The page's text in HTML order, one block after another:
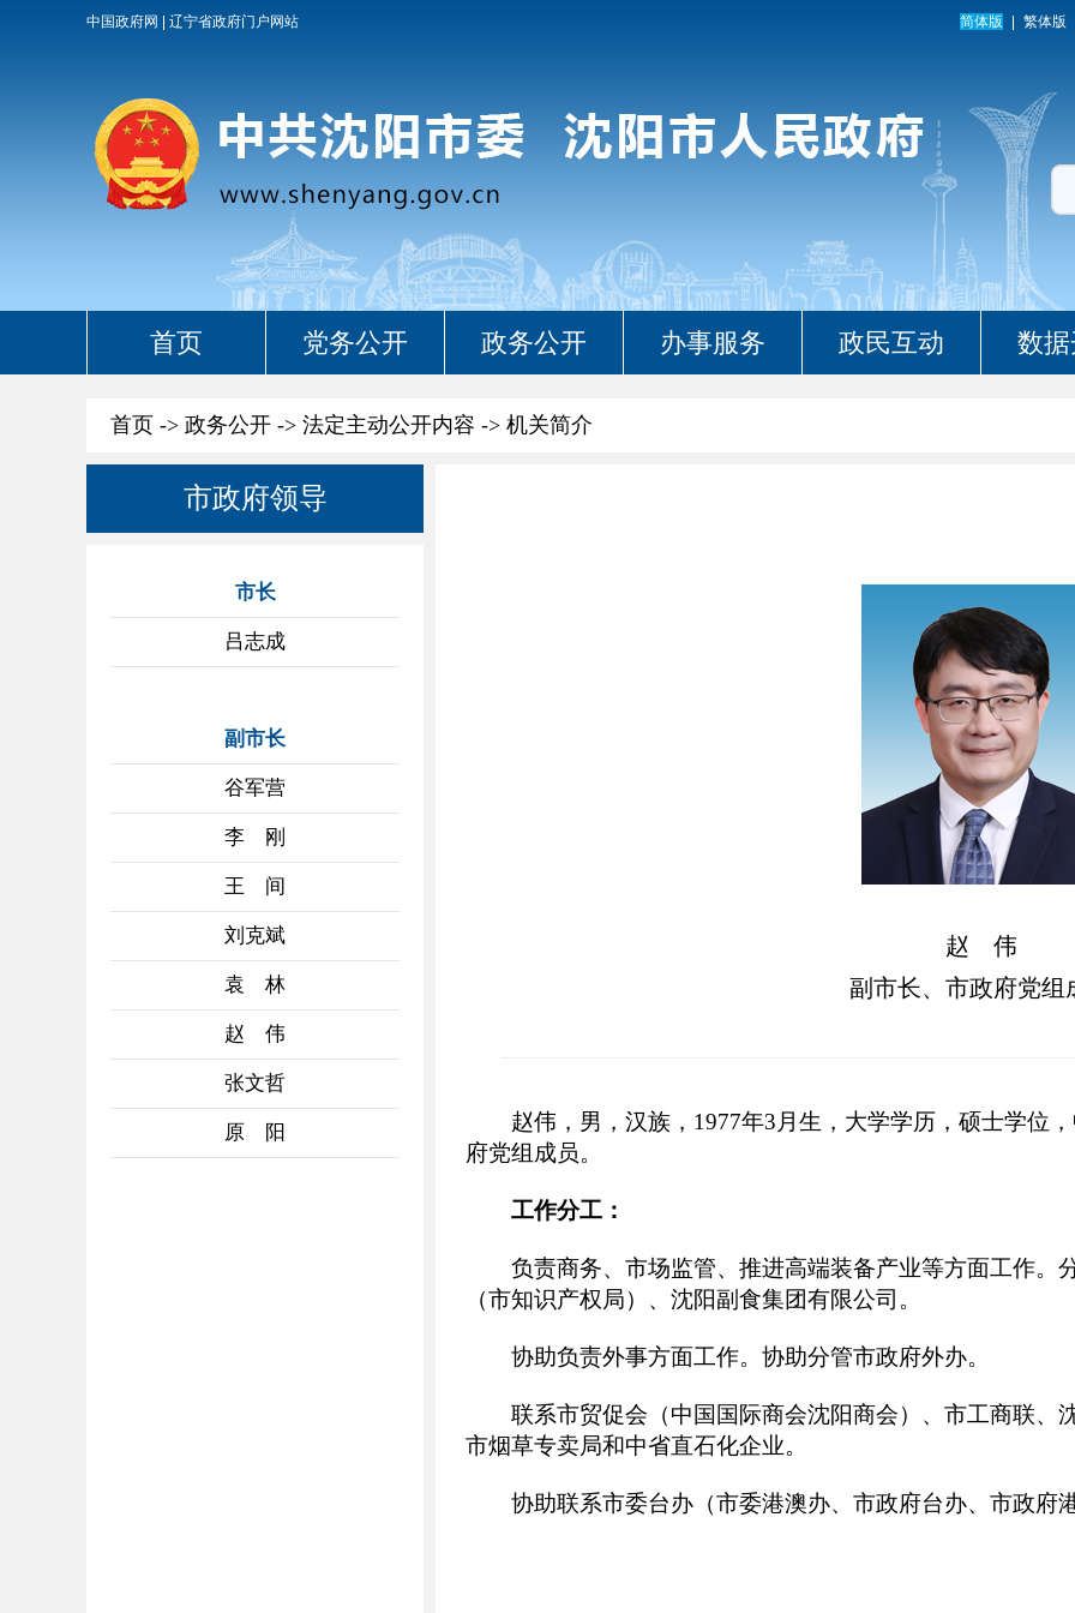
中国政府网 辽宁省政府门户网站 简体版 繁体版
首页 党务公开 政务公开 办事服务 政民互动 数
首页 -> 政务公开 -> 法定主动公开内容 -> 机关简介
市政府领导
市长
吕志成
副市长
谷军营
李 刚
王 间
刘克斌
袁 林
赵 伟
张文哲
原 阳
赵 伟
副市长、市政府党组
赵伟，男，汉族，1977年3月生，大学学历，硕士学位
府党组成员。
工作分工：
负责商务、市场监管、推进高端装备产业等方面工作。
（市知识产权局）、沈阳副食集团有限公司。
协助负责外事方面工作。协助分管市政府外办。
联系市贸促会（中国国际商会沈阳商会）、市工商联、
市烟草专卖局和中省直石化企业。
协助联系市委台办（市委港澳办、市政府台办、市政府